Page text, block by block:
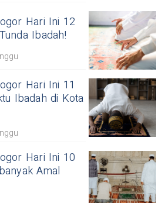
Hari Ini 12
Ibadah!
Hari Ini 11
Ibadah di Kota
Hari Ini 10
Amal